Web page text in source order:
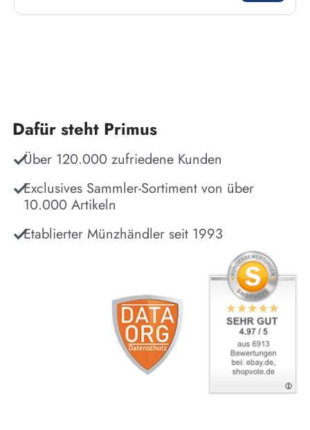
Dafür steht Primus
Über 120.000 zufriedene Kunden
Exclusives Sammler-Sortiment von über
10.000 Artikeln
Etablierter Münzhändler seit 1993